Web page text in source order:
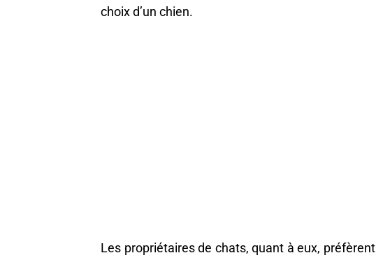
choix d’un chien.
Les propriétaires de chats, quant à eux, préfèrent